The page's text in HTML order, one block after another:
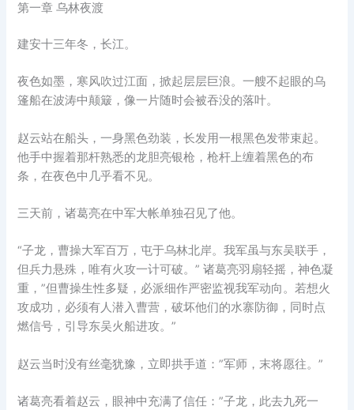
第一章 乌林夜渡
建安十三年冬，长江。
夜色如墨，寒风吹过江面，掀起层层巨浪。一艘不起眼的乌
篷船在波涛中颠簸，像一片随时会被吞没的落叶。
赵云站在船头，一身黑色劲装，长发用一根黑色发带束起。
他手中握着那杆熟悉的龙胆亮银枪，枪杆上缠着黑色的布
条，在夜色中几乎看不见。
三天前，诸葛亮在中军大帐单独召见了他。
“子龙，曹操大军百万，屯于乌林北岸。我军虽与东吴联手，
但兵力悬殊，唯有火攻一计可破。” 诸葛亮羽扇轻摇，神色凝
重，”但曹操生性多疑，必派细作严密监视我军动向。若想火
攻成功，必须有人潜入曹营，破坏他们的水寨防御，同时点
燃信号，引导东吴火船进攻。”
赵云当时没有丝毫犹豫，立即拱手道：”军师，末将愿往。”
诸葛亮看着赵云，眼神中充满了信任：”子龙，此去九死一